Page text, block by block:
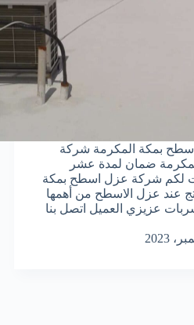
بمكة المكرمة شركة
ضمان لمدة عشر
لكم شركة عزل اسطح بمكة
عند عزل الاسطح من أهمها
عزيزي العميل اتصل بنا